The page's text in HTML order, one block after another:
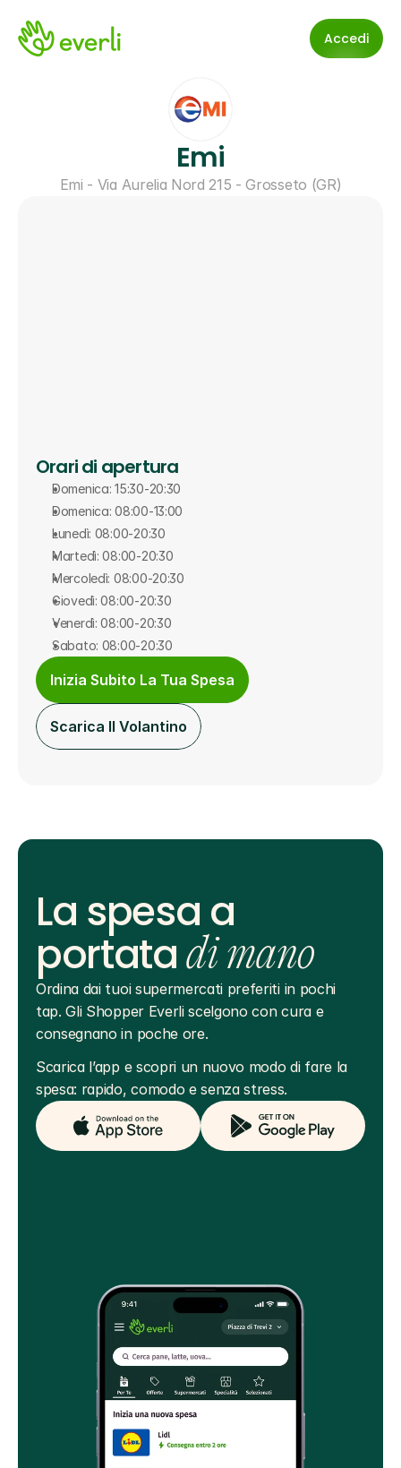
Accedi
Emi
Emi - Via Aurelia Nord 215 - Grosseto (GR)
Orari di apertura
Domenica: 15:30-20:30
Domenica: 08:00-13:00
Lunedì: 08:00-20:30
Martedì: 08:00-20:30
Mercoledì: 08:00-20:30
Giovedì: 08:00-20:30
Venerdì: 08:00-20:30
Sabato: 08:00-20:30
Inizia Subito La Tua Spesa
Scarica Il Volantino
La spesa a
portatadi mano
Ordina dai tuoi supermercati preferiti in pochi
tap. Gli Shopper Everli scelgono con cura e
consegnano in poche ore.
Scarica l’app e scopri un nuovo modo di fare la
spesa: rapido, comodo e senza stress.